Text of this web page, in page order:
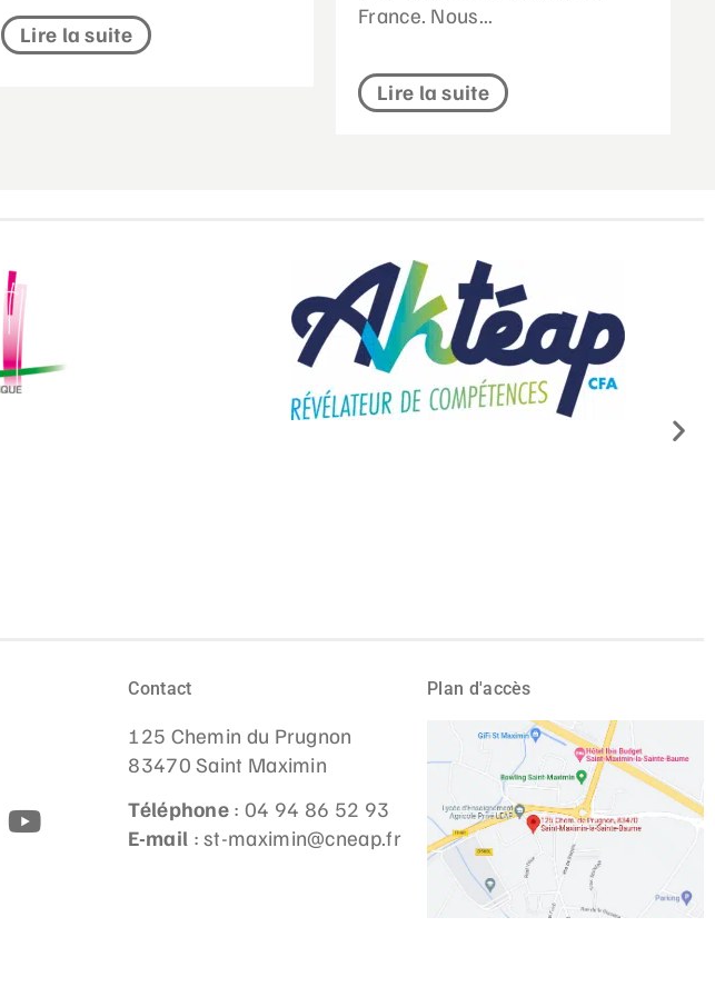
Lire la suite
France. Nous...
Lire la suite
Contact
125 Chemin du Prugnon
83470 Saint Maximin
Téléphone : 04 94 86 52 93
E-mail : st-maximin@cneap.fr
Plan d'accès